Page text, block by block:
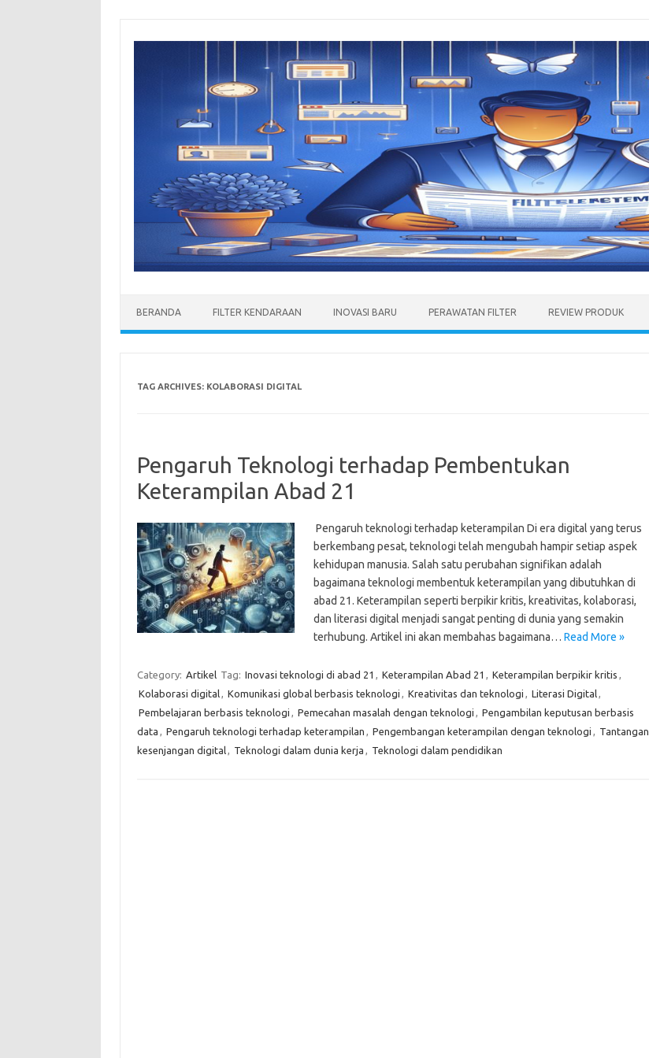
BERANDA FILTER KENDARAAN INOVASI BARU PERAWATAN FILTER REVIEW PRODUK
TAG ARCHIVES: KOLABORASI DIGITAL
Pengaruh Teknologi terhadap Pembentukan
Keterampilan Abad 21
Pengaruh teknologi terhadap keterampilan Di era digital yang terus
berkembang pesat, teknologi telah mengubah hampir setiap aspek
kehidupan manusia. Salah satu perubahan signifikan adalah
bagaimana teknologi membentuk keterampilan yang dibutuhkan di
abad 21. Keterampilan seperti berpikir kritis, kreativitas, kolaborasi,
dan literasi digital menjadi sangat penting di dunia yang semakin
terhubung. Artikel ini akan membahas bagaimana… Read More »
Category: Artikel Tag: Inovasi teknologi di abad 21 , Keterampilan Abad 21 , Keterampilan berpikir kritis ,
Kolaborasi digital, Komunikasi global berbasis teknologi , Kreativitas dan teknologi , Literasi Digital,
Pembelajaran berbasis teknologi , Pemecahan masalah dengan teknologi , Pengambilan keputusan berbasis
data , Pengaruh teknologi terhadap keterampilan , Pengembangan keterampilan dengan teknologi , Tantangan
kesenjangan digital, Teknologi dalam dunia kerja , Teknologi dalam pendidikan